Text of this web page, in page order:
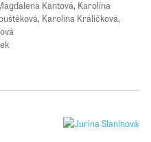
Kantová, Karolína
Karolína Králíčková,